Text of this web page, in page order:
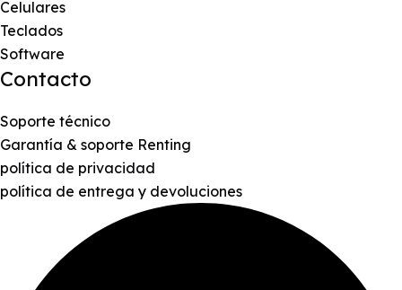
Celulares
Teclados
Software
Contacto
Soporte técnico
Garantía & soporte Renting
política de privacidad
política de entrega y devoluciones